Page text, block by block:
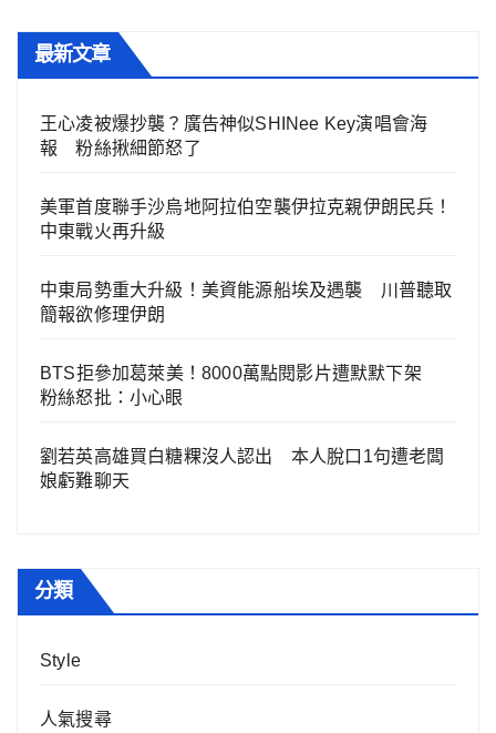
最新文章
王心凌被爆抄襲？廣告神似SHINee Key演唱會海
報 粉絲揪細節怒了
美軍首度聯手沙烏地阿拉伯空襲伊拉克親伊朗民兵！
中東戰火再升級
中東局勢重大升級！美資能源船埃及遇襲 川普聽取
簡報欲修理伊朗
BTS拒參加葛萊美！8000萬點閱影片遭默默下架
粉絲怒批：小心眼
劉若英高雄買白糖粿沒人認出 本人脫口1句遭老闆
娘虧難聊天
分類
Style
人氣搜尋